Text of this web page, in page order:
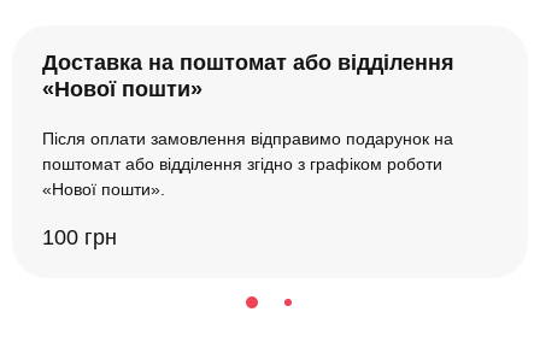
Доставка на поштомат або відділення
«Нової пошти»
Після оплати замовлення відправимо подарунок на
поштомат або відділення згідно з графіком роботи
«Нової пошти».
100 грн